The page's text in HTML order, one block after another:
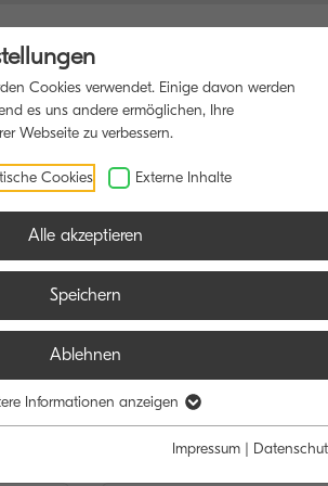
BLOG
Cookies verwendet. Einige davon werden
es uns andere ermöglichen, Ihre
Webseite zu verbessern.
Cookies Externe Inhalte
Alle akzeptieren
Speichern
Ablehnen
Informationen anzeigen
Impressum |